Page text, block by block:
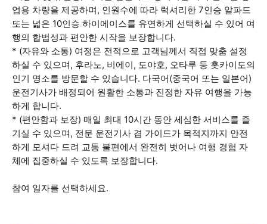
업용 차량을 제공하며, 인원수에 따라 럭셔리한 7인승 알파드
또는 넓은 10인승 하이에이스를 유연하게 선택하실 수 있어 여
행의 합법성과 편안한 시작을 보장합니다.
* (자유와 소통) 여정은 전적으로 고객님께서 직접 맞춤 설정
하실 수 있으며, 후라노, 비에이, 도야호, 오타루 등 홋카이도의
인기 명소를 방문할 수 있습니다. 다국어(중국어 또는 일본어)
운전기사가 배정되어 원활한 소통과 진정한 자유 여행을 가능
하게 합니다.
* (편안함과 보장) 매일 최대 10시간 동안 세심한 서비스를 즐
기실 수 있으며, 전문 운전기사 겸 가이드가 목적지까지 안전
하게 모셔다 드려 교통 불편에서 완전히 벗어나 여행 경험 자
체에 집중하실 수 있도록 보장합니다.
참여 일자를 선택하세요.